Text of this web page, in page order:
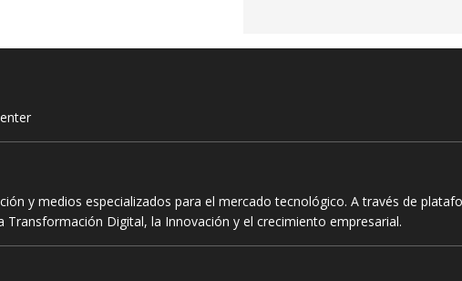
y medios especializados para el mercado tecnológico. A través de
Digital, la Innovación y el crecimiento empresarial.